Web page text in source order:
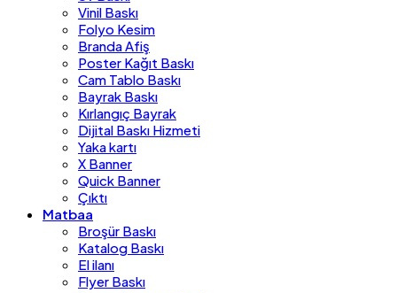
Vinil Baskı
Folyo Kesim
Branda Afiş
Poster Kağıt Baskı
Cam Tablo Baskı
Bayrak Baskı
Kırlangıç Bayrak
Dijital Baskı Hizmeti
Yaka kartı
X Banner
Quick Banner
Çıktı
Matbaa
Broşür Baskı
Katalog Baskı
El ilanı
Flyer Baskı